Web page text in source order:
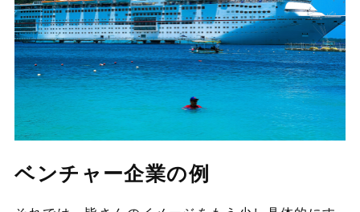
ベンチャー企業の例